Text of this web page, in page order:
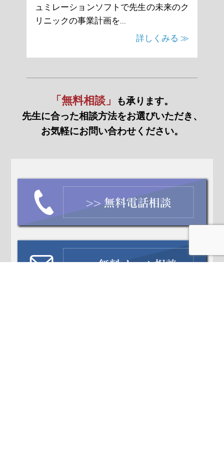
ュミレーションソフトで先生の未来のク
リニックの事業計画を...
詳しくみる ≫
「無料相談」
も承ります。
先生に合った相談方法をお選びいただき、
お気軽にお問い合わせください。